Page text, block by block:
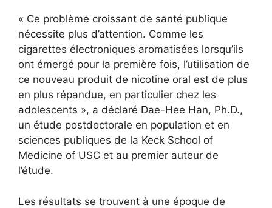
« Ce problème croissant de santé publique
nécessite plus d’attention. Comme les
cigarettes électroniques aromatisées lorsqu’ils
ont émergé pour la première fois, l’utilisation de
ce nouveau produit de nicotine oral est de plus
en plus répandue, en particulier chez les
adolescents », a déclaré Dae-Hee Han, Ph.D.,
un étude postdoctorale en population et en
sciences publiques de la Keck School of
Medicine of USC et au premier auteur de
l’étude.
Les résultats se trouvent à une époque de